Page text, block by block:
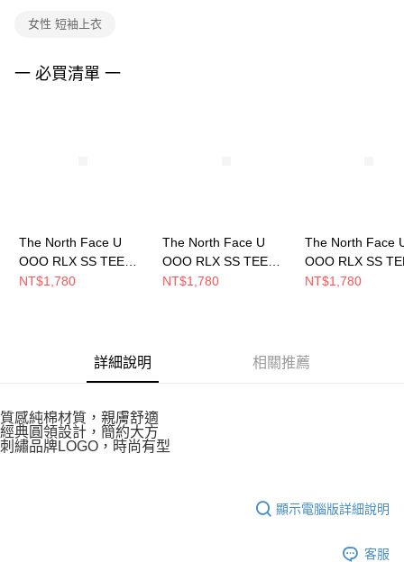
３．未成年的使用者請事先徵得法定代理人或監護人之同意方可使用
４．使用「AFTEE先享後付」時，將依據個別帳號之用戶狀況，依本公司即
女性 短袖上衣
一 必買清單 一
The North Face U
OOO RLX SS TEE
GRAPHIC 1 - AP 男女
NT$1,780
The North Face U
OOO RLX SS TEE
GRAPHIC 1 - AP 男女
NT$1,780
The North Face
OOO RLX SS
GRAPHIC 1 - AP
NT$1,780
詳細說明 相關推薦
質感純棉材質，親膚舒適
經典圓領設計，簡約大方
刺繡品牌LOGO，時尚有型
顯示電腦版詳細說明
客服